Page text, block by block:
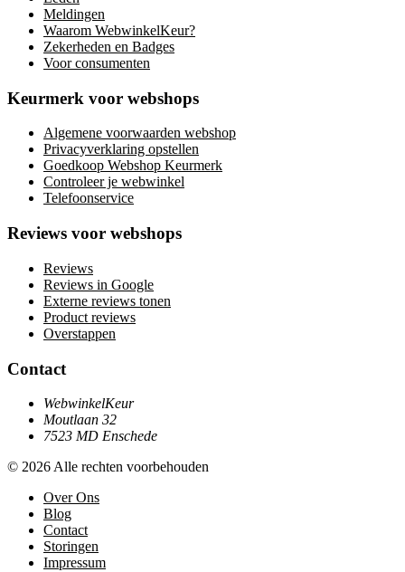
Meldingen
Waarom WebwinkelKeur?
Zekerheden en Badges
Voor consumenten
Keurmerk voor webshops
Algemene voorwaarden webshop
Privacyverklaring opstellen
Goedkoop Webshop Keurmerk
Controleer je webwinkel
Telefoonservice
Reviews voor webshops
Reviews
Reviews in Google
Externe reviews tonen
Product reviews
Overstappen
Contact
WebwinkelKeur
Moutlaan 32
7523 MD Enschede
© 2026 Alle rechten voorbehouden
Over Ons
Blog
Contact
Storingen
Impressum